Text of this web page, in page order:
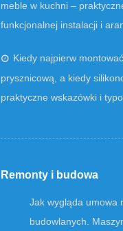
meble w kuchni –
funkcjonalnej instalacji i
Kiedy najpierw
prysznicową, a kiedy
praktyczne wskazówki i
Remonty i budowa
Jak wygląda umowa
budowlanych.